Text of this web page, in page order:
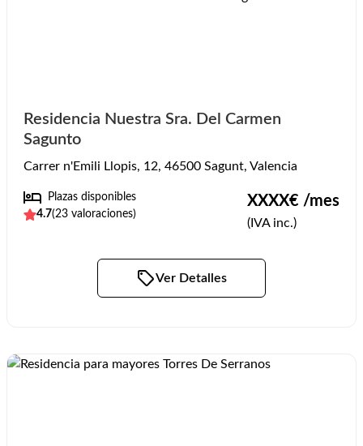
Residencia Nuestra Sra. Del Carmen
Sagunto
Carrer n'Emili Llopis, 12, 46500 Sagunt, Valencia
Plazas disponibles
4.7(23 valoraciones)
XXXX€ /mes
(IVA inc.)
Ver Detalles